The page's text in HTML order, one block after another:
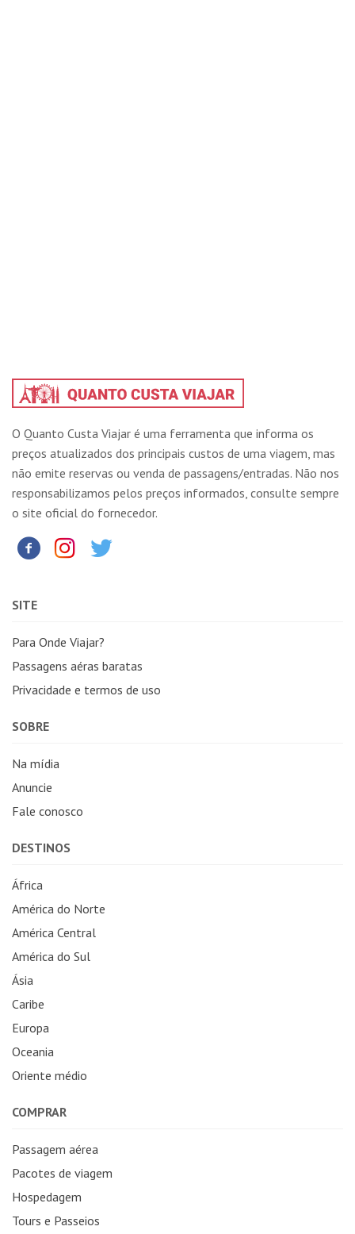
O Quanto Custa Viajar é uma ferramenta que informa os
preços atualizados dos principais custos de uma viagem, mas
não emite reservas ou venda de passagens/entradas. Não nos
responsabilizamos pelos preços informados, consulte sempre
o site oficial do fornecedor.
SITE
Para Onde Viajar?
Passagens aéras baratas
Privacidade e termos de uso
SOBRE
Na mídia
Anuncie
Fale conosco
DESTINOS
África
América do Norte
América Central
América do Sul
Ásia
Caribe
Europa
Oceania
Oriente médio
COMPRAR
Passagem aérea
Pacotes de viagem
Hospedagem
Tours e Passeios